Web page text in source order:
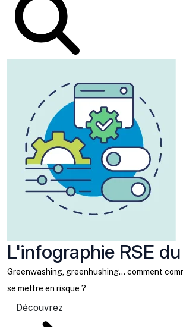
L'infographie RSE
Greenwashing, greenhushing… comment
se mettre en risque ?
Découvrez